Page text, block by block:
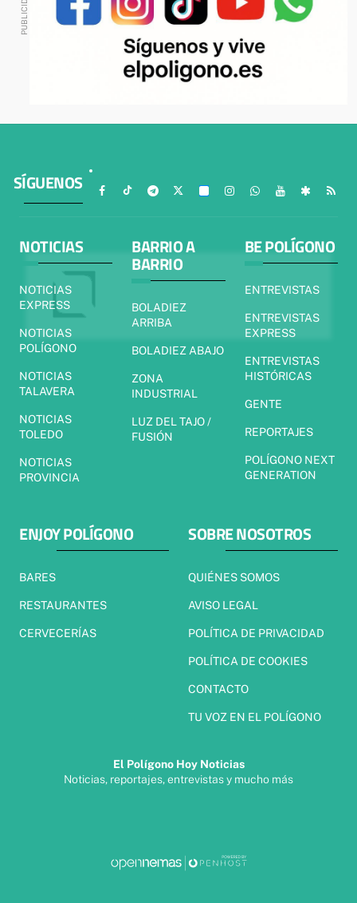
SÍGUENOS
NOTICIAS
NOTICIAS
EXPRESS
NOTICIAS
POLÍGONO
NOTICIAS
TALAVERA
NOTICIAS
TOLEDO
NOTICIAS
PROVINCIA
BARRIO A
BARRIO
BOLADIEZ
ARRIBA
BOLADIEZ ABAJO
ZONA
INDUSTRIAL
LUZ DEL TAJO /
FUSIÓN
BE POLÍGONO
ENTREVISTAS
ENTREVISTAS
EXPRESS
ENTREVISTAS
HISTÓRICAS
GENTE
REPORTAJES
POLÍGONO NEXT
GENERATION
ENJOY POLÍGONO
BARES
RESTAURANTES
CERVECERÍAS
SOBRE NOSOTROS
QUIÉNES SOMOS
AVISO LEGAL
POLÍTICA DE PRIVACIDAD
POLÍTICA DE COOKIES
CONTACTO
TU VOZ EN EL POLÍGONO
El Polígono Hoy Noticias
Noticias, reportajes, entrevistas y mucho más